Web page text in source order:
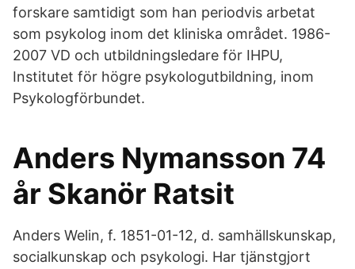
forskare samtidigt som han periodvis arbetat
som psykolog inom det kliniska området. 1986-
2007 VD och utbildningsledare för IHPU,
Institutet för högre psykologutbildning, inom
Psykologförbundet.
Anders Nymansson 74
år Skanör Ratsit
Anders Welin, f. 1851-01-12, d. samhällskunskap,
socialkunskap och psykologi​. Har tjänstgjort